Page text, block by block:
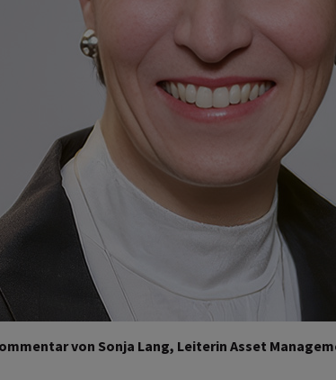
von Sonja Lang, Leiterin Asset